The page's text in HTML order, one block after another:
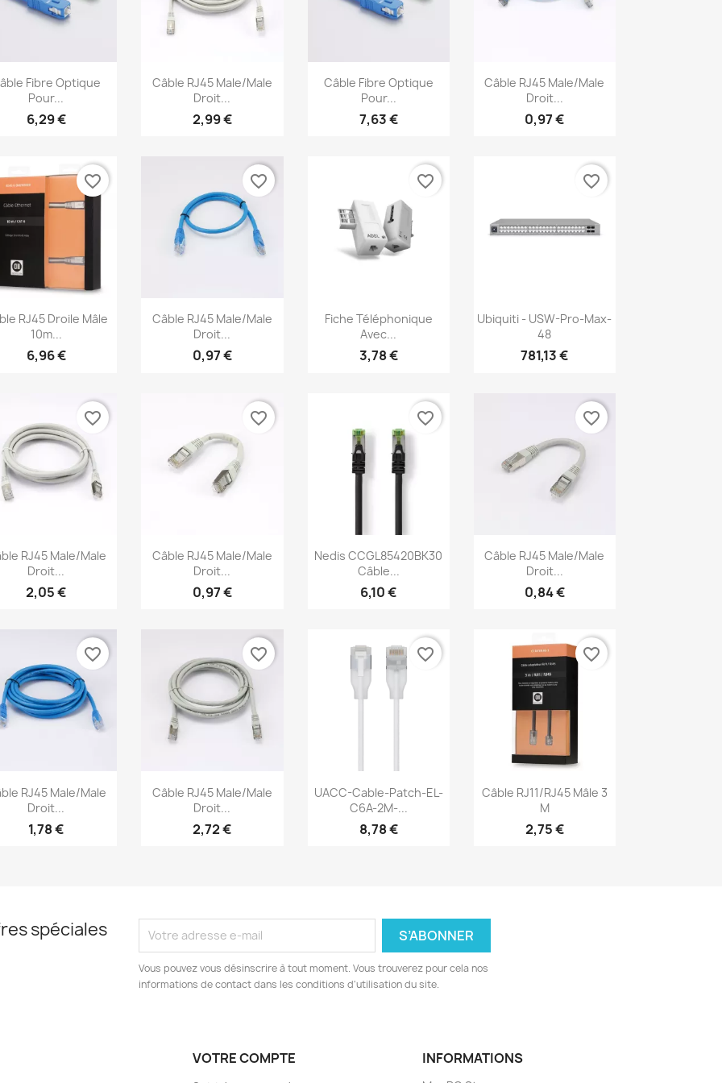
Aperçu rapide
Fibre Optique
Pour...
6,29 €
Aperçu rapide
Câble RJ45 Male/Male
Droit...
2,99 €
Aperçu rapide
Câble Fibre Optique
Pour...
7,63 €
Aperçu rapide
Câble RJ45 Male/Male
Droit...
0,97 €
Aperçu rapide
RJ45 Droile Mâle
10m...
6,96 €
favorite_border
Aperçu rapide
Câble RJ45 Male/Male
Droit...
0,97 €
favorite_border
Aperçu rapide
Fiche Téléphonique
Avec...
3,78 €
favorite_border
Aperçu rapide
Ubiquiti - USW-Pro-Max-
48
781,13 €
favorite_border
Aperçu rapide
RJ45 Male/Male
Droit...
2,05 €
favorite_border
Aperçu rapide
Câble RJ45 Male/Male
Droit...
0,97 €
favorite_border
Aperçu rapide
Nedis CCGL85420BK30
Câble...
6,10 €
favorite_border
Aperçu rapide
Câble RJ45 Male/Male
Droit...
0,84 €
favorite_border
Aperçu rapide
RJ45 Male/Male
Droit...
1,78 €
favorite_border
Aperçu rapide
Câble RJ45 Male/Male
Droit...
2,72 €
favorite_border
Aperçu rapide
UACC-Cable-Patch-EL-
C6A-2M-...
8,78 €
favorite_border
Aperçu rapide
Câble RJ11/RJ45 Mâle 3
M
2,75 €
favorite_border
spéciales
Vous pouvez vous désinscrire à tout moment. Vous trouverez pour cela nos
informations de contact dans les conditions d'utilisation du site.
VOTRE COMPTE INFORMATIONS